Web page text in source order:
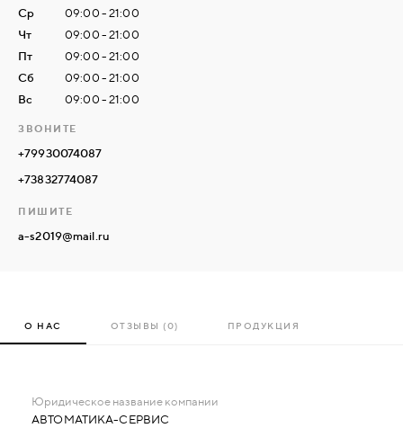
ВОЙТИ
Ср
09:00 - 21:00
Чт
09:00 - 21:00
Пт
09:00 - 21:00
Сб
09:00 - 21:00
Вс
09:00 - 21:00
ЗВОНИТЕ
+79930074087
+73832774087
ПИШИТЕ
a-s2019@mail.ru
О НАС ОТЗЫВЫ (0) ПРОДУКЦИЯ
АВТОМАТИКА-СЕРВИС